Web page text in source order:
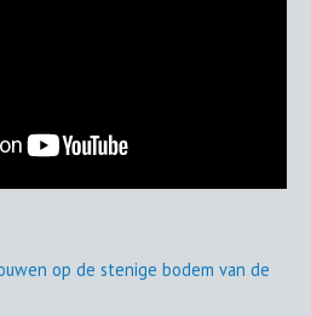
op de stenige bodem van de